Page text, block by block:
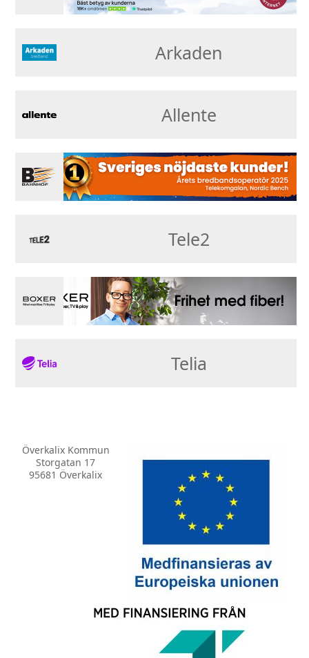
Arkaden
Allente
Tele2
Telia
Överkalix Kommun
Storgatan 17
95681 Överkalix